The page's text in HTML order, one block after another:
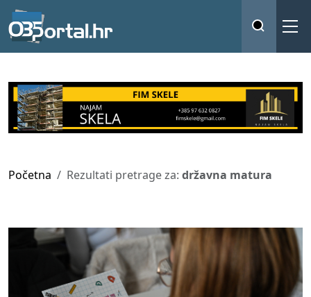
Početna Rezultati pretrage za: državna matura